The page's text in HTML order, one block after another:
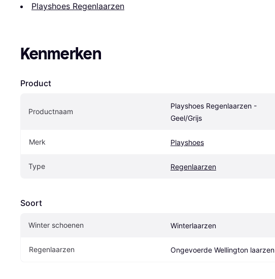
Playshoes Regenlaarzen
Kenmerken
Product
Productnaam
Playshoes Regenlaarzen -
Geel/Grijs
Merk Playshoes
Type Regenlaarzen
Soort
Winter schoenen Winterlaarzen
Regenlaarzen Ongevoerde Wellington laarzen